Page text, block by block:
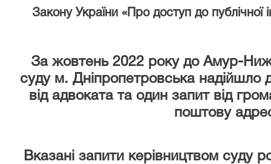
Закону України «Про доступ до публічної
За жовтень 2022 року до Амур-
суду м. Дніпропетровська надійшло
від адвоката та один запит від
поштову
Вказані запити керівництвом суду